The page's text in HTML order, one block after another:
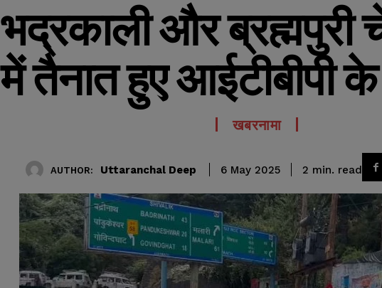
भद्रकाली और ब्रह्मपुरी
में तैनात हुए आईटीबीपी
खबरनामा
AUTHOR: Uttaranchal Deep 6 May 2025 2 min. read